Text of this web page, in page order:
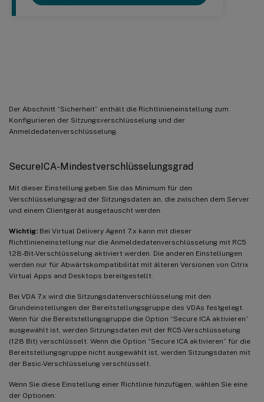
Der Abschnitt “Sicherheit” enthält die Richtlinieneinstellung zum
Konfigurieren der Sitzungsverschlüsselung und der
Anmeldedatenverschlüsselung.
SecureICA-Mindestverschlüsselungsgrad
Mit dieser Einstellung geben Sie das Minimum für den
Verschlüsselungsgrad der Sitzungsdaten an, die zwischen dem Server
und einem Clientgerät ausgetauscht werden.
Wichtig: Bei Virtual Delivery Agent 7.x kann mit dieser
Richtlinieneinstellung nur die Anmeldedatenverschlüsselung mit RC5
128-Bit-Verschlüsselung aktiviert werden. Die anderen Einstellungen
werden nur für Abwärtskompatibilität mit älteren Versionen von Citrix
Virtual Apps and Desktops bereitgestellt.
Bei VDA 7.x wird die Sitzungsdatenverschlüsselung mit den
Grundeinstellungen der Bereitstellungsgruppe des VDAs festgelegt.
Wenn für die Bereitstellungsgruppe die Option “Secure ICA aktivieren”
ausgewählt ist, werden Sitzungsdaten mit der RC5-Verschlüsselung
(128 Bit) verschlüsselt. Wenn die Option “Secure ICA aktivieren” für die
Bereitstellungsgruppe nicht ausgewählt ist, werden Sitzungsdaten mit
der Basic-Verschlüsselung verschlüsselt.
Wenn Sie diese Einstellung einer Richtlinie hinzufügen, wählen Sie eine
der Optionen: